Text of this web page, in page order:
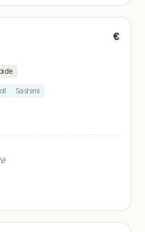
€
Sashimi